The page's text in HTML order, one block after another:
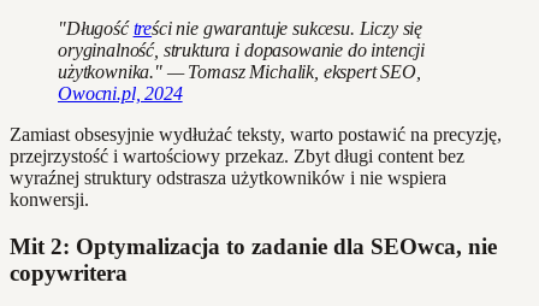
"Długośćtreści nie gwarantuje sukcesu. Liczy się
oryginalność, struktura i dopasowanie do intencji
użytkownika." — Tomasz Michalik, ekspert SEO,
Owocni.pl, 2024
Zamiast obsesyjnie wydłużać teksty, warto postawić na precyzję,
przejrzystość i wartościowy przekaz. Zbyt długi content bez
wyraźnej struktury odstrasza użytkowników i nie wspiera
konwersji.
Mit 2: Optymalizacja to zadanie dla SEOwca, nie
copywritera